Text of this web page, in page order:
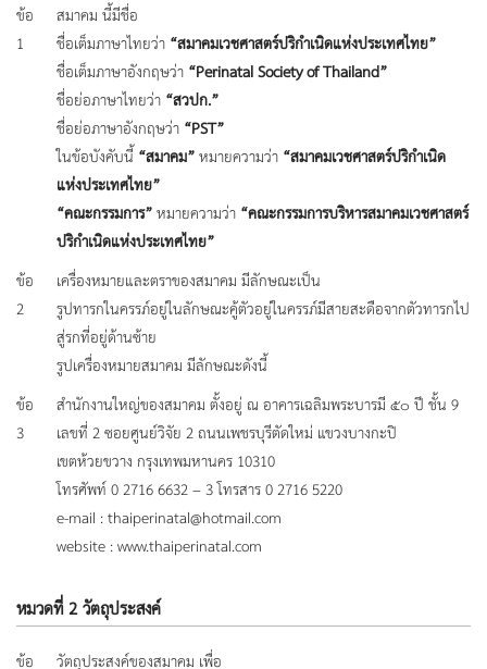
ข้อ
1
สมาคม นี้มีชื่อ
ชื่อเต็มภาษาไทยว่า“สมาคมเวชศาสตร์ปริกำเนิดแห่งประเทศไทย”
ชื่อเต็มภาษาอังกฤษว่า“Perinatal Society of Thailand”
ชื่อย่อภาษาไทยว่า“สวปก.”
ชื่อย่อภาษาอังกฤษว่า“PST”
ในข้อบังคับนี้ “สมาคม”หมายความว่า“สมาคมเวชศาสตร์ปริกำเนิด
แห่งประเทศไทย”
“คณะกรรมการ”หมายความว่า“คณะกรรมการบริหารสมาคมเวชศาสตร์
ปริกำเนิดแห่งประเทศไทย”
ข้อ
2
เครื่องหมายและตราของสมาคม มีลักษณะเป็น
รูปทารกในครรภ์อยู่ในลักษณะคู้ตัวอยู่ในครรภ์มีสายสะดือจากตัวทารกไป
สู่รกที่อยู่ด้านซ้าย
รูปเครื่องหมายสมาคม มีลักษณะดังนี้
ข้อ
3
สำนักงานใหญ่ของสมาคม ตั้งอยู่ ณ อาคารเฉลิมพระบารมี ๕๐ ปี ชั้น 9
เลขที่ 2 ซอยศูนย์วิจัย 2 ถนนเพชรบุรีตัดใหม่ แขวงบางกะปิ
เขตห้วยขวาง กรุงเทพมหานคร 10310
โทรศัพท์ 0 2716 6632 – 3 โทรสาร 0 2716 5220
e-mail : thaiperinatal@hotmail.com
website : www.thaiperinatal.com
หมวดที่ 2 วัตถุประสงค์
ข้อ
วัตถุประสงค์ของสมาคม เพื่อ